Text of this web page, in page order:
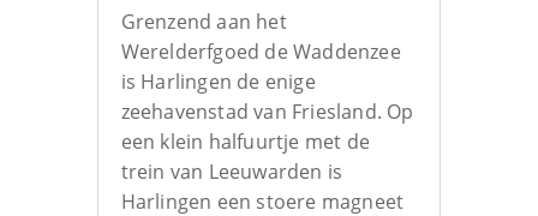
Grenzend aan het
Werelderfgoed de Waddenzee
is Harlingen de enige
zeehavenstad van Friesland. Op
een klein halfuurtje met de
trein van Leeuwarden is
Harlingen een stoere magneet